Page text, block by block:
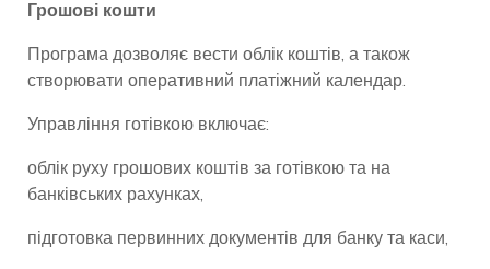
Грошові кошти
Програма дозволяє вести облік коштів, а також
створювати оперативний платіжний календар.
Управління готівкою включає:
облік руху грошових коштів за готівкою та на
банківських рахунках,
підготовка первинних документів для банку та каси,